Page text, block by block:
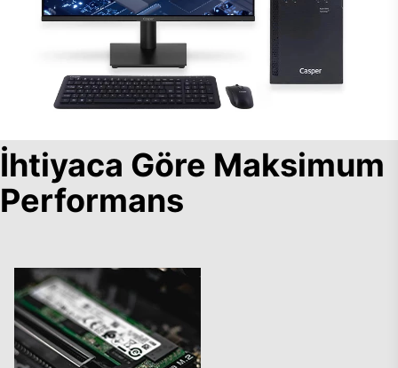
İhtiyaca Göre Maksimum
Performans